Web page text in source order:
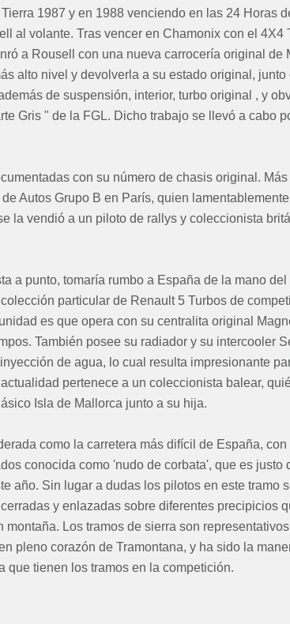
1987 y en 1988 venciendo en las 24 Horas
al volante. Tras vencer en Chamonix con el 4X4
a Rousell con una nueva carrocería original de
alto nivel y devolverla a su estado original, junto
de suspensión, interior, turbo original , y
Gris " de la FGL. Dicho trabajo se llevó a cabo
con su número de chasis original.
Autos Grupo B en París, quien
la vendió a un piloto de rallys y coleccionista
a punto, tomaría rumbo a España de la mano
particular de Renault 5 Turbos de
es que opera con su centralita original
También posee su radiador y su intercooler
de agua, lo cual resulta impresionante
pertenece a un coleccionista balear,
Isla de Mallorca junto a su hija.
como la carretera más difícil de España, con
conocida como 'nudo de corbata', que es justo
año. Sin lugar a dudas los pilotos en este tramo
y enlazadas sobre diferentes precipicios
Los tramos de sierra son
pleno corazón de Tramontana, y ha sido la
que tienen los tramos en la competición.